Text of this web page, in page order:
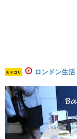
カテゴリ ロンドン生